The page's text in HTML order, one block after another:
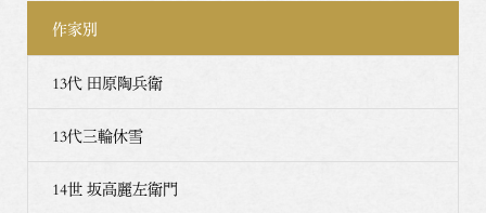
作家別
13代 田原陶兵衛
13代三輪休雪
14世 坂高麗左衛門